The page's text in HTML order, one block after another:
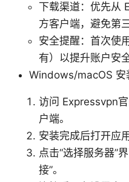
下载渠道：优先从
方客户端，避免第
安全提醒：首次使
有）以提升账户安全
Windows/macOS 安
访问 Expressvpn
户端。
安装完成后打开应
点击“选择服务器”
接”。